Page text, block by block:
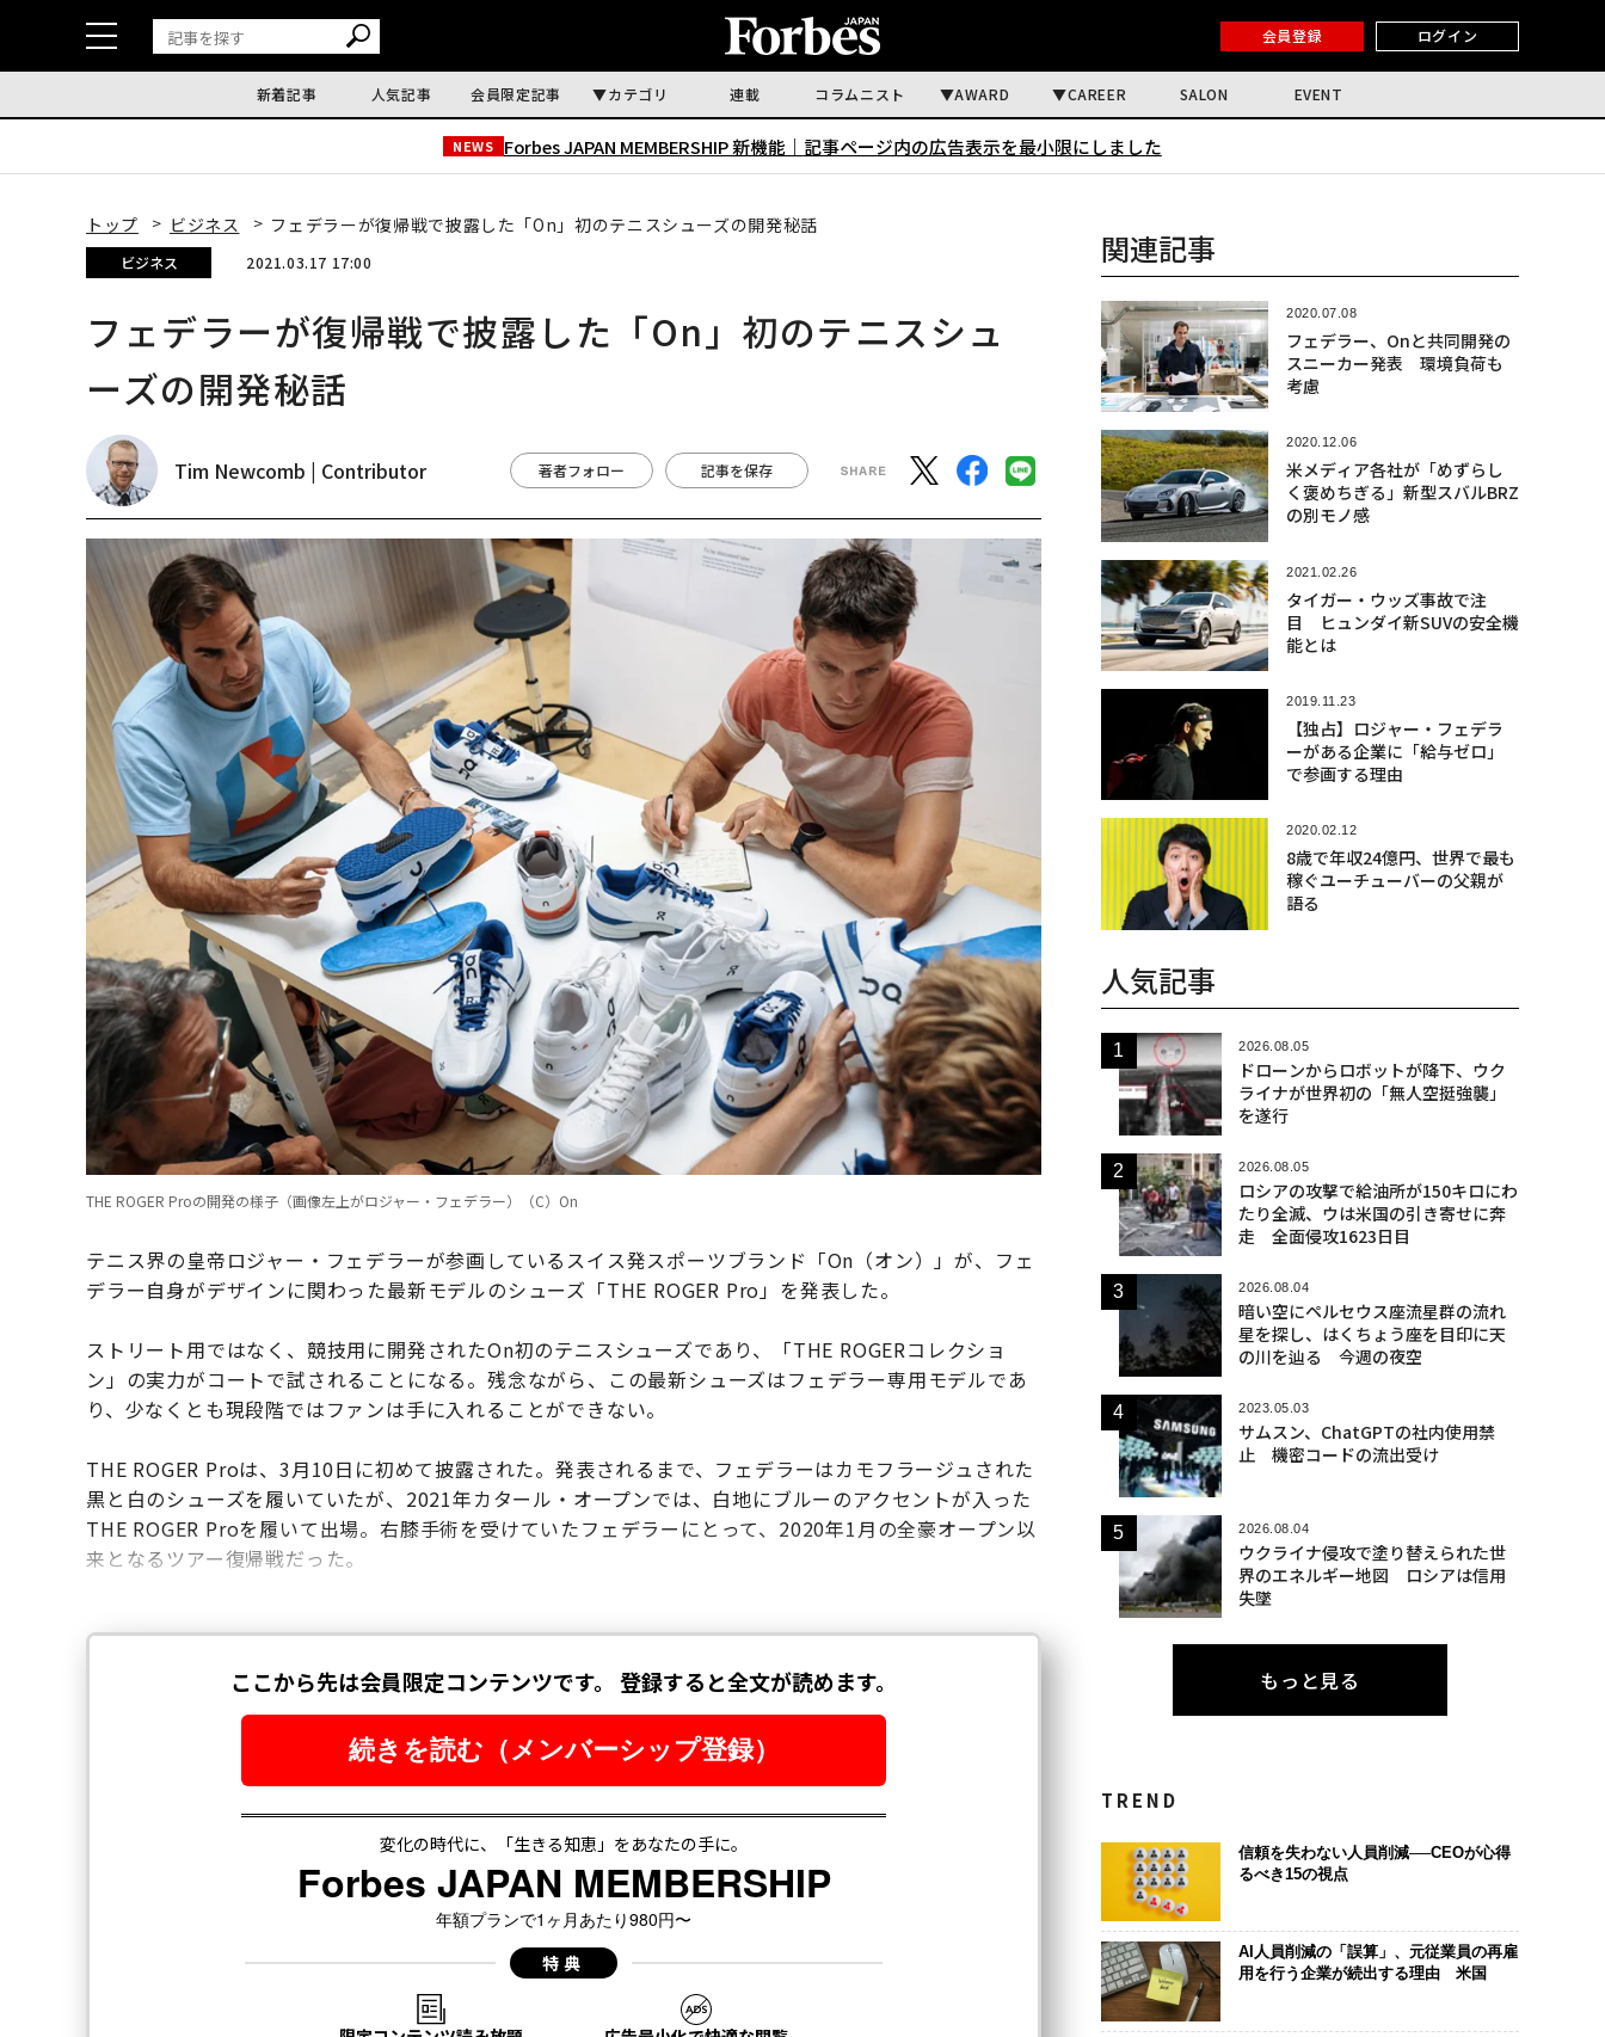
会員登録 ログイン
新着記事 人気記事 会員限定記事 カテゴリ 連載 コラムニスト AWARD CAREER SALON EVENT
NEWS Forbes JAPAN MEMBERSHIP 新機能｜ 記事ページ内の広告表示を最小限にしました
トップ ビジネス フェデラーが復帰戦で披露した「On」初のテニスシューズの開発秘話
ビジネス 2021.03.17 17:00
フェデラーが復帰戦で披露した「On」初のテニスシュ
ーズの開発秘話
Tim Newcomb | Contributor 著者フォロー 記事を保存
THE ROGER Proの開発の様子（画像左上がロジャー・フェデラー）（C）On
テニス界の皇帝ロジャー・フェデラーが参画しているスイス発スポーツブランド「On（オン）」が、フェ
デラー自身がデザインに関わった最新モデルのシューズ「THE ROGER Pro」を発表した。
ストリート用ではなく、競技用に開発されたOn初のテニスシューズであり、「THE ROGERコレクショ
ン」の実力がコートで試されることになる。残念ながら、この最新シューズはフェデラー専用モデルであ
り、少なくとも現段階ではファンは手に入れることができない。
THE ROGER Proは、3月10日に初めて披露された。発表されるまで、フェデラーはカモフラージュされた
黒と白のシューズを履いていたが、2021年カタール・オープンでは、白地にブルーのアクセントが入った
THE ROGER Proを履いて出場。右膝手術を受けていたフェデラーにとって、2020年1月の全豪オープン以
来となるツアー復帰戦だった。
翻訳＝遠藤康子/ガリレオ
2026年9月号発売中
最新号の購入はこちらから
メンバーシップに登録する
関連記事
2020.07.08
フェデラー、Onと共同開発の
スニーカー発表 環境負荷も
考慮
2020.12.06
米メディア各社が「めずらし
く褒めちぎる」新型スバルBRZ
の別モノ感
2021.02.26
タイガー・ウッズ事故で注
目 ヒュンダイ新SUVの安全機
能とは
2019.11.23
【独占】ロジャー・フェデラ
ーがある企業に「給与ゼロ」
で参画する理由
2020.02.12
8歳で年収24億円、世界で最も
稼ぐユーチューバーの父親が
語る
人気記事
2026.08.05
ドローンからロボットが降下、ウク
ライナが世界初の「無人空挺強襲」
を遂行
2026.08.05
ロシアの攻撃で給油所が150キロにわ
たり全滅、ウは米国の引き寄せに奔
走 全面侵攻1623日目
2026.08.04
暗い空にペルセウス座流星群の流れ
星を探し、はくちょう座を目印に天
の川を辿る 今週の夜空
2023.05.03
サムスン、ChatGPTの社内使用禁
止 機密コードの流出受け
2026.08.04
ウクライナ侵攻で塗り替えられた世
界のエネルギー地図 ロシアは信用
失墜
もっと見る
TREND
信頼を失わない人員削減──CEOが心得
るべき15の視点
AI人員削減の「誤算」、元従業員の再雇
用を行う企業が続出する理由 米国